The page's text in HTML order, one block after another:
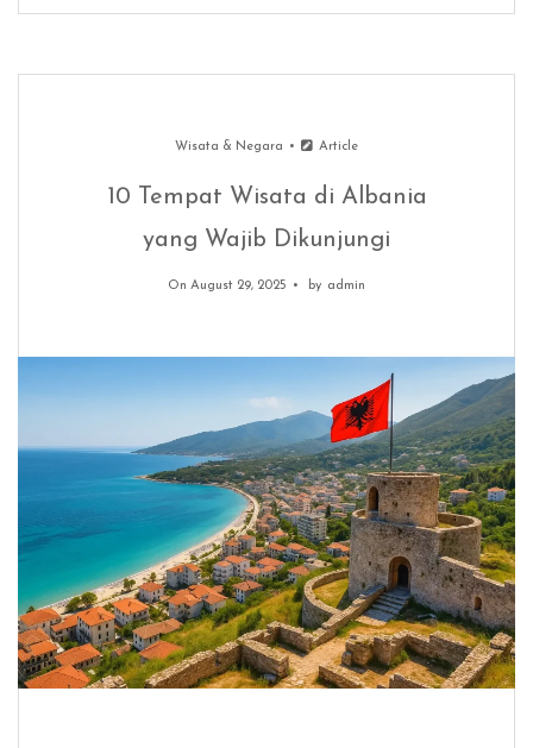
Wisata & Negara Article
10 Tempat Wisata di Albania
yang Wajib Dikunjungi
On August 29, 2025 by admin